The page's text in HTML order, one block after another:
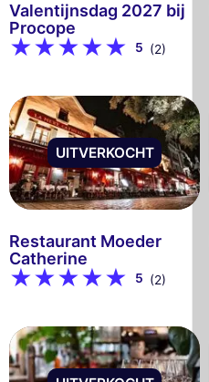
Valentijnsdag 2027 bij
Procope
5 (2)
UITVERKOCHT
Restaurant Moeder
Catherine
5 (2)